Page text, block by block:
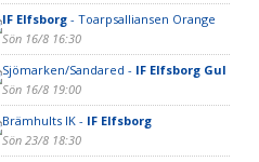
IF Elfsborg- Toarpsalliansen Orange
Sön 16/8 16:30
Sjömarken/Sandared - IF Elfsborg Gul
Sön 16/8 19:00
Brämhults IK - IF Elfsborg
Sön 23/8 18:30